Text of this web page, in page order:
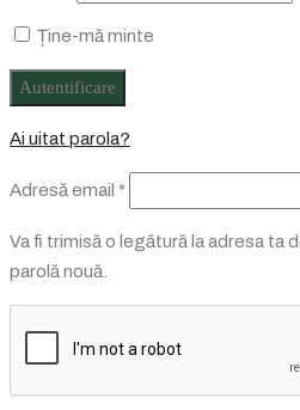
Ține-mă minte
Autentificare
Ai uitat parola?
Adresă email *Obligatoriu
Va fi trimisă o legătură la adresa ta
parolă nouă.